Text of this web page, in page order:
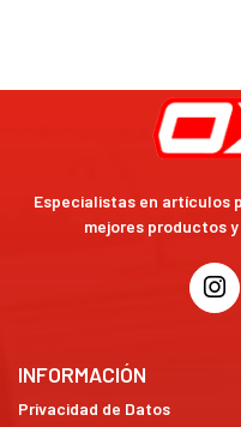
Especialistas en artículos
mejores productos
INFORMACIÓN
Privacidad de Datos